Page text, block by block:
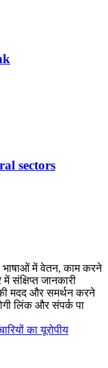
sectors
भाषाओं में वेतन, काम करने
संक्षिप्त जानकारी
मदद और समर्थन करने
लिंक और संपर्क पा